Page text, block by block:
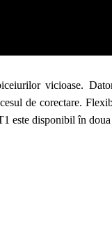
vicioase. D
de corectare.
este disponibil în doua